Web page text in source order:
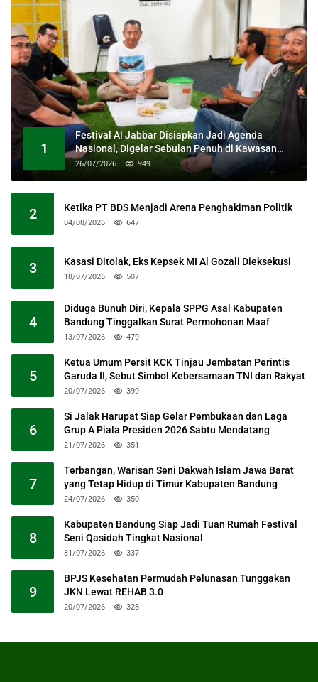
1
Festival Al Jabbar Disiapkan Jadi Agenda
Nasional, Digelar Sebulan Penuh di Kawasan
Masjid Raya Al Jabbar
26/07/2026 949
2 Ketika PT BDS Menjadi Arena Penghakiman Politik
04/08/2026 647
3 Kasasi Ditolak, Eks Kepsek MI Al Gozali Dieksekusi
18/07/2026 507
4
Diduga Bunuh Diri, Kepala SPPG Asal Kabupaten
Bandung Tinggalkan Surat Permohonan Maaf
13/07/2026 479
5
Ketua Umum Persit KCK Tinjau Jembatan Perintis
Garuda II, Sebut Simbol Kebersamaan TNI dan Rakyat
20/07/2026 399
6
Si Jalak Harupat Siap Gelar Pembukaan dan Laga
Grup A Piala Presiden 2026 Sabtu Mendatang
21/07/2026 351
7
Terbangan, Warisan Seni Dakwah Islam Jawa Barat
yang Tetap Hidup di Timur Kabupaten Bandung
24/07/2026 350
8
Kabupaten Bandung Siap Jadi Tuan Rumah Festival
Seni Qasidah Tingkat Nasional
31/07/2026 337
9
BPJS Kesehatan Permudah Pelunasan Tunggakan
JKN Lewat REHAB 3.0
20/07/2026 328